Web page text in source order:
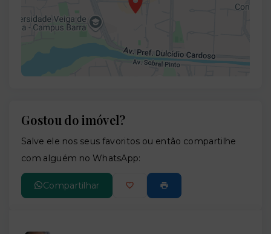
Gostou do imóvel?
Salve ele nos seus favoritos ou então compartilhe
com alguém no WhatsApp:
Compartilhar